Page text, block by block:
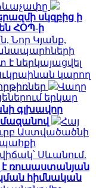
սկզբից ի
ՀՕՊ-ի
Նոր Կյանք,
ներկայացվել
կարող
Վաղը
երկար
գլխավոր
Հայ
Աստվածածնի
Սևանում.
ռուսաստանյան
հիմնական